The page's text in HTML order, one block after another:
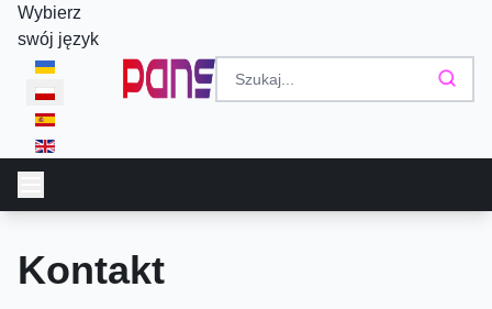
Wybierz
swój język
Kontakt